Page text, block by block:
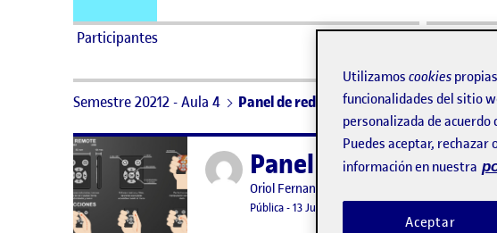
Participantes ActiFolios
Semestre 20212 - Aula 4 Panel de rediseño – Mando de
Publicado porPanel de rediseño –
Publicado por
Oriol Fernandez Medina
Visibilidad:
Pública-Fecha de publicación
13 Jun 2022 en Panel de
Utilizamos cookies
funcionalidades del sitio
personalizada de
Puedes aceptar, rechazar
información en nuestra
Aceptar